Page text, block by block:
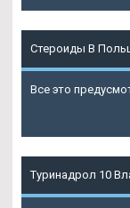
Стероиды В
Все это
Туринадрол 10